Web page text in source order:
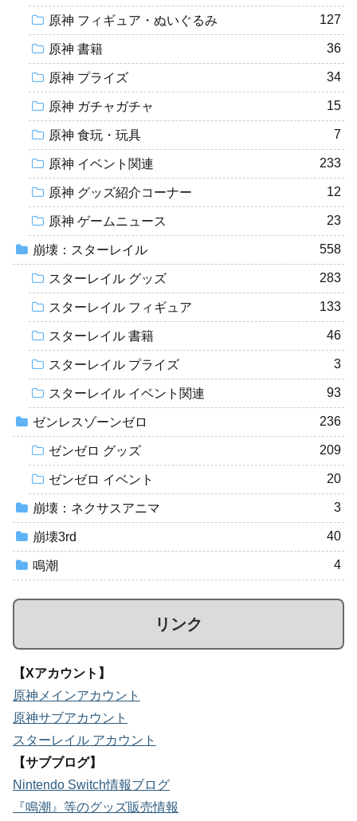
原神 フィギュア・ぬいぐるみ 127
原神 書籍 36
原神 プライズ 34
原神 ガチャガチャ 15
原神 食玩・玩具 7
原神 イベント関連 233
原神 グッズ紹介コーナー 12
原神 ゲームニュース 23
崩壊：スターレイル 558
スターレイル グッズ 283
スターレイル フィギュア 133
スターレイル 書籍 46
スターレイル プライズ 3
スターレイル イベント関連 93
ゼンレスゾーンゼロ 236
ゼンゼロ グッズ 209
ゼンゼロ イベント 20
崩壊：ネクサスアニマ 3
崩壊3rd 40
鳴潮 4
リンク
【Xアカウント】
原神メインアカウント
原神サブアカウント
スターレイル アカウント
【サブブログ】
Nintendo Switch情報ブログ
『鳴潮』等のグッズ販売情報